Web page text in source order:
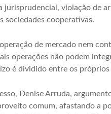
jurisprudencial, violação de
sociedades cooperativas.
de mercado nem
operações não podem
é dividido entre os próprios
Denise Arruda,
comum, afastando a